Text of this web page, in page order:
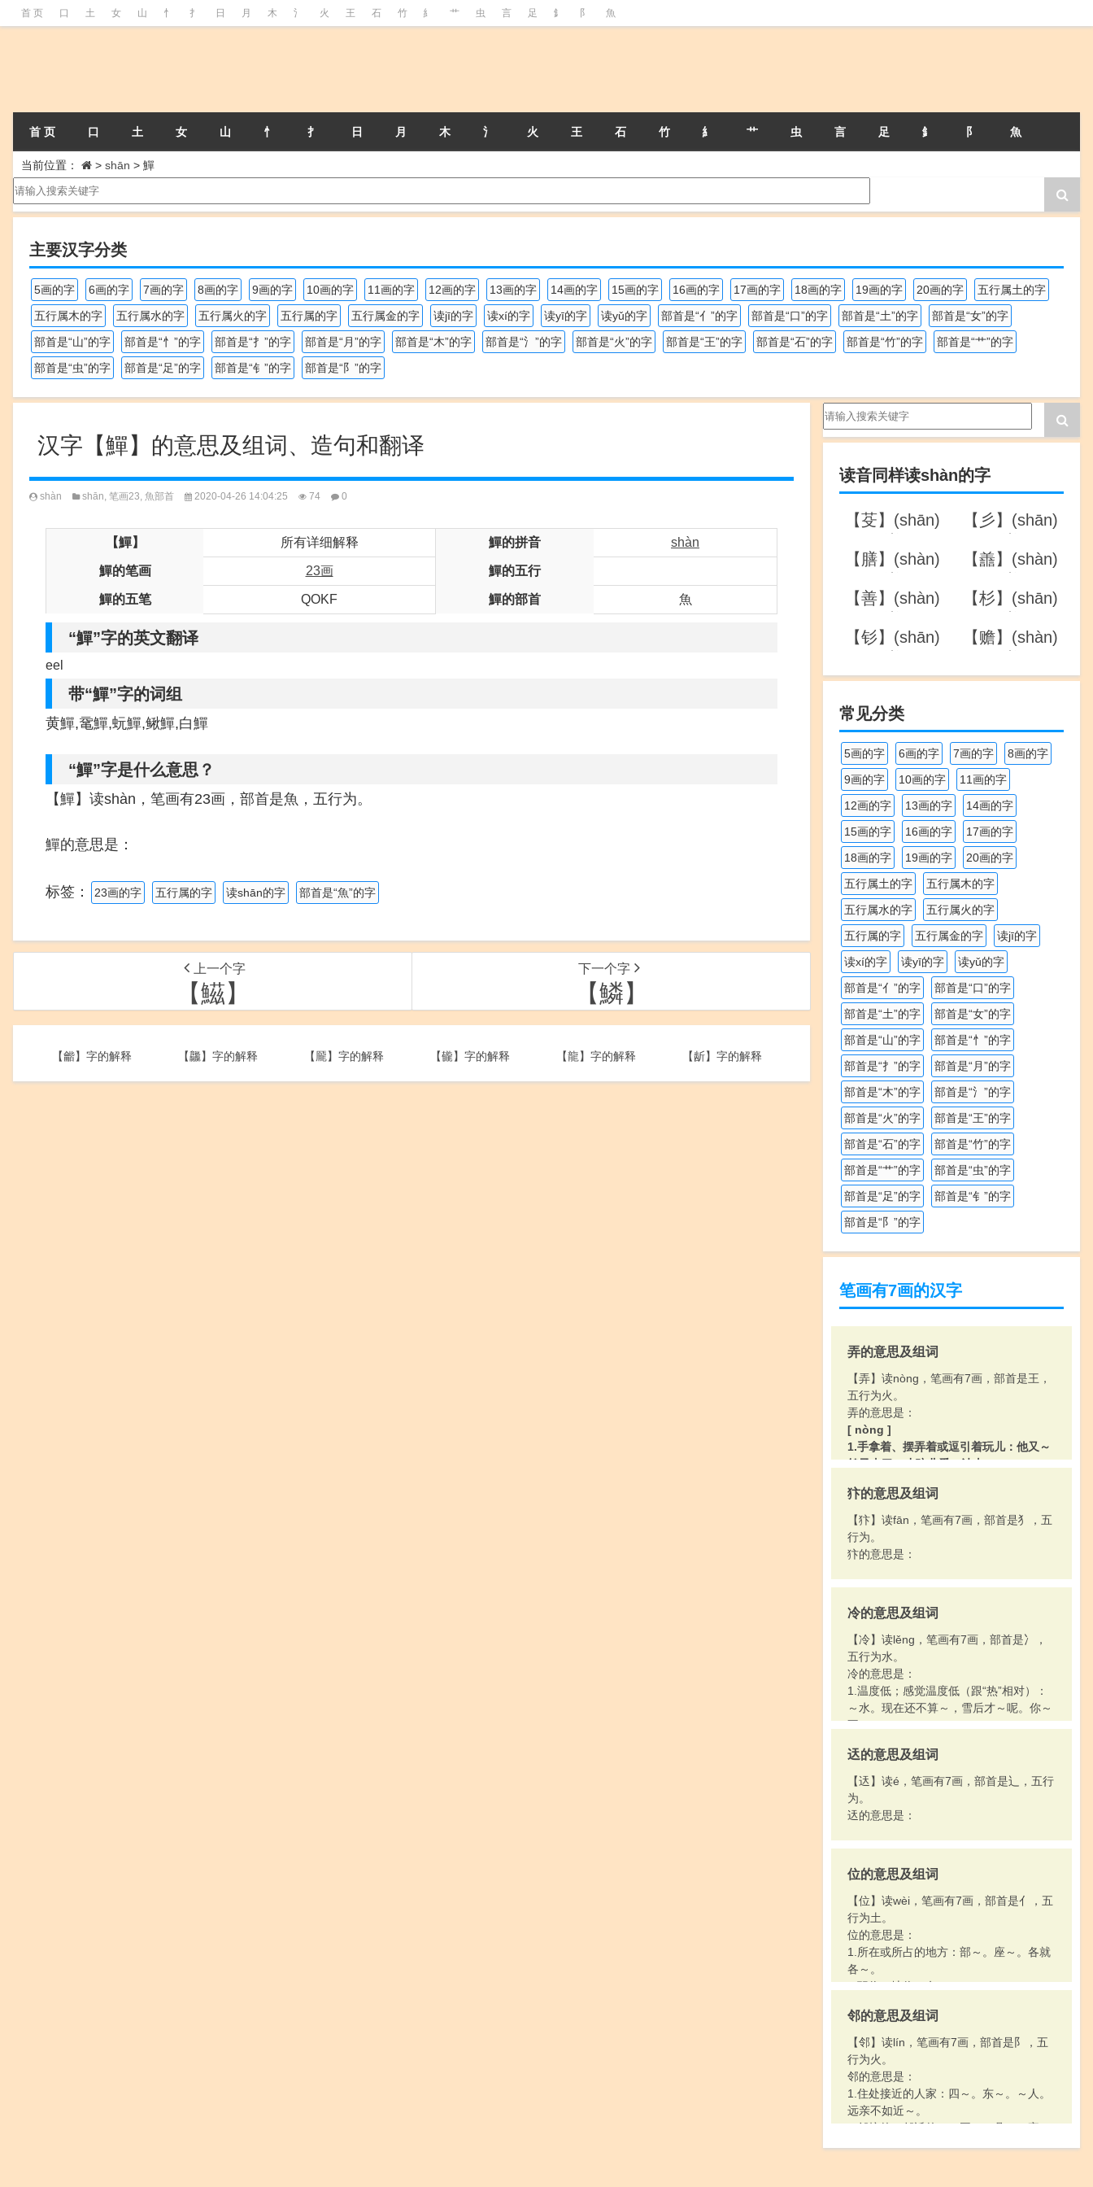
首 页 口 土 女 山 忄 扌 日 月 木 氵 火 王 石 竹 糹 艹 虫 言 足 釒 阝 魚
首 页 口 土 女 山 忄 扌 日 月 木 氵 火 王 石 竹 糹 艹 虫 言 足 釒 阝 魚
当前位置： > shān > 鱓
主要汉字分类
5画的字 6画的字 7画的字 8画的字 9画的字 10画的字 11画的字 12画的字 13画的字 14画的字 15画的字 16画的字 17画的字 18画的字 19画的字 20画的字
五行属土的字
五行属木的字
五行属水的字 五行属火的字 五行属的字 五行属金的字 读jī的字 读xí的字 读yī的字 读yǔ的字 部首是“亻”的字 部首是“口”的字 部首是“土”的字
部首是“女”的字
部首是“山”的字
部首是“忄”的字 部首是“扌”的字 部首是“月”的字 部首是“木”的字 部首是“氵”的字 部首是“火”的字 部首是“王”的字 部首是“石”的字 部首是“竹”的字
部首是“艹”的字
部首是“虫”的字
部首是“足”的字 部首是“钅”的字 部首是“阝”的字
汉字【鱓】的意思及组词、造句和翻译
shàn shān, 笔画23, 魚部首 2020-04-26 14:04:25 74 0
【鱓】 所有详细解释 鱓的拼音 shàn
鱓的笔画 23画 鱓的五行
鱓的五笔 QOKF 鱓的部首 魚
“鱓”字的英文翻译
eel
带“鱓”字的词组
黄鱓,鼋鱓,蚖鱓,鳅鱓,白鱓
“鱓”字是什么意思？
【鱓】读shàn，笔画有23画，部首是魚，五行为。
鱓的意思是：
标签： 23画的字 五行属的字 读shān的字 部首是“魚”的字
上一个字
【鰦】
下一个字
【鱗】
【龤】字的解释 【龘】字的解释 【龎】字的解释 【龓】字的解释 【龍】字的解释 【龂】字的解释
读音同样读shàn的字
【芟】(shān)
【彡】(shān)
【膳】(shàn)
【譱】(shàn)
【善】(shàn)
【杉】(shān)
【钐】(shān)
【赡】(shàn)
常见分类
5画的字 6画的字 7画的字
8画的字
9画的字
10画的字
11画的字
12画的字
13画的字
14画的字
15画的字
16画的字
17画的字
18画的字
19画的字
20画的字
五行属土的字
五行属木的字
五行属水的字
五行属火的字
五行属的字
五行属金的字
读jī的字
读xí的字
读yī的字
读yǔ的字
部首是“亻”的字
部首是“口”的字
部首是“土”的字
部首是“女”的字
部首是“山”的字
部首是“忄”的字
部首是“扌”的字
部首是“月”的字
部首是“木”的字
部首是“氵”的字
部首是“火”的字
部首是“王”的字
部首是“石”的字
部首是“竹”的字
部首是“艹”的字
部首是“虫”的字
部首是“足”的字
部首是“钅”的字
部首是“阝”的字
笔画有7画的汉字
弄的意思及组词
【弄】读nòng，笔画有7画，部首是王，
五行为火。
弄的意思是：
[ nòng ]
1.手拿着、摆弄着或逗引着玩儿：他又～
鸽子去了。小孩儿爱～沙土。
好，请你帮我～～。把书～坏了。这件事
总得～出个结果来才成。
3.设法取得：～点水来。
4.耍；玩弄：～手段。舞文～墨。
小巷；胡同（多用于巷名）：里～。～
犿的意思及组词
【犿】读fān，笔画有7画，部首是犭，五
行为。
犿的意思是：
冷的意思及组词
【冷】读lěng，笔画有7画，部首是冫，
五行为水。
冷的意思是：
1.温度低；感觉温度低（跟“热”相对）：
～水。现在还不算～，雪后才～呢。你～
不～?
吃。
3.不热情；不温和：～面孔。～言～语。
～～地说了声“好吧”。
4.寂静；不热闹：～落。～清清。
6.不受欢迎的；没人过问的：～货。～
7.乘人不备的；暗中的；突然的：～箭。
～枪。～不防。
8.比喻灰心或失望：心灰意～。看到他严
厉的目光，我的心～了半截。
9.姓。
迗的意思及组词
【迗】读é，笔画有7画，部首是辶，五行
为。
迗的意思是：
位的意思及组词
【位】读wèi，笔画有7画，部首是亻，五
行为土。
位的意思是：
1.所在或所占的地方：部～。座～。各就
各～。
2.职位；地位：名～。
4.一个数中每个数码所占的位置：个～。
百～。十～数。
5.用于人（含敬意）：诸～。各～。家里
来了几～客人。
6.姓。
邻的意思及组词
【邻】读lín，笔画有7画，部首是阝，五
行为火。
邻的意思是：
1.住处接近的人家：四～。东～。～人。
远亲不如近～。
2.邻接的；邻近的：～国。～县。～家。